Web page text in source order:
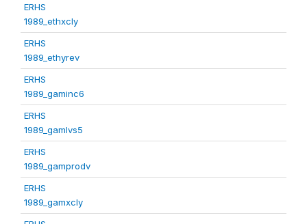
ERHS
1989_ethxcly
ERHS
1989_ethyrev
ERHS
1989_gaminc6
ERHS
1989_gamlvs5
ERHS
1989_gamprodv
ERHS
1989_gamxcly